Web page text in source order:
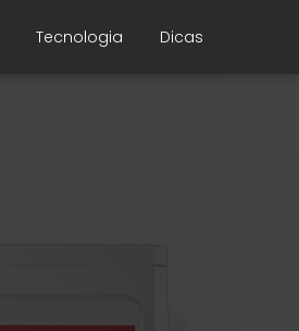
Tecnologia Dicas